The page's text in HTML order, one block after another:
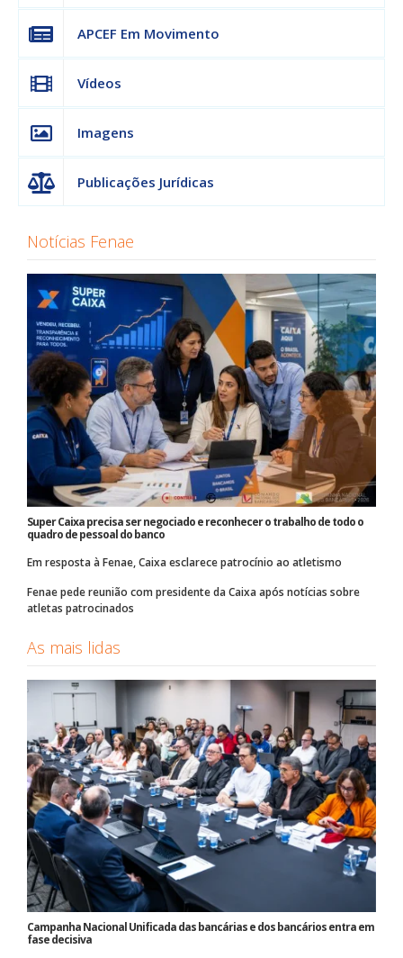
APCEF Em Movimento
Vídeos
Imagens
Publicações Jurídicas
Notícias Fenae
Super Caixa precisa ser negociado e reconhecer o trabalho de todo o
quadro de pessoal do banco
Em resposta à Fenae, Caixa esclarece patrocínio ao atletismo
Fenae pede reunião com presidente da Caixa após notícias sobre
atletas patrocinados
As mais lidas
Campanha Nacional Unificada das bancárias e dos bancários entra em
fase decisiva